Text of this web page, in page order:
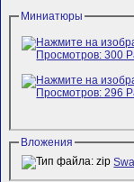
Миниатюры
Вложения